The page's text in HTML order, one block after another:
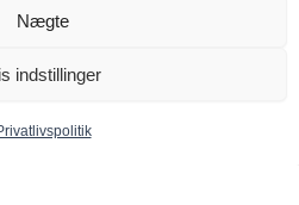
Nægte
indstillingerDREV.DK